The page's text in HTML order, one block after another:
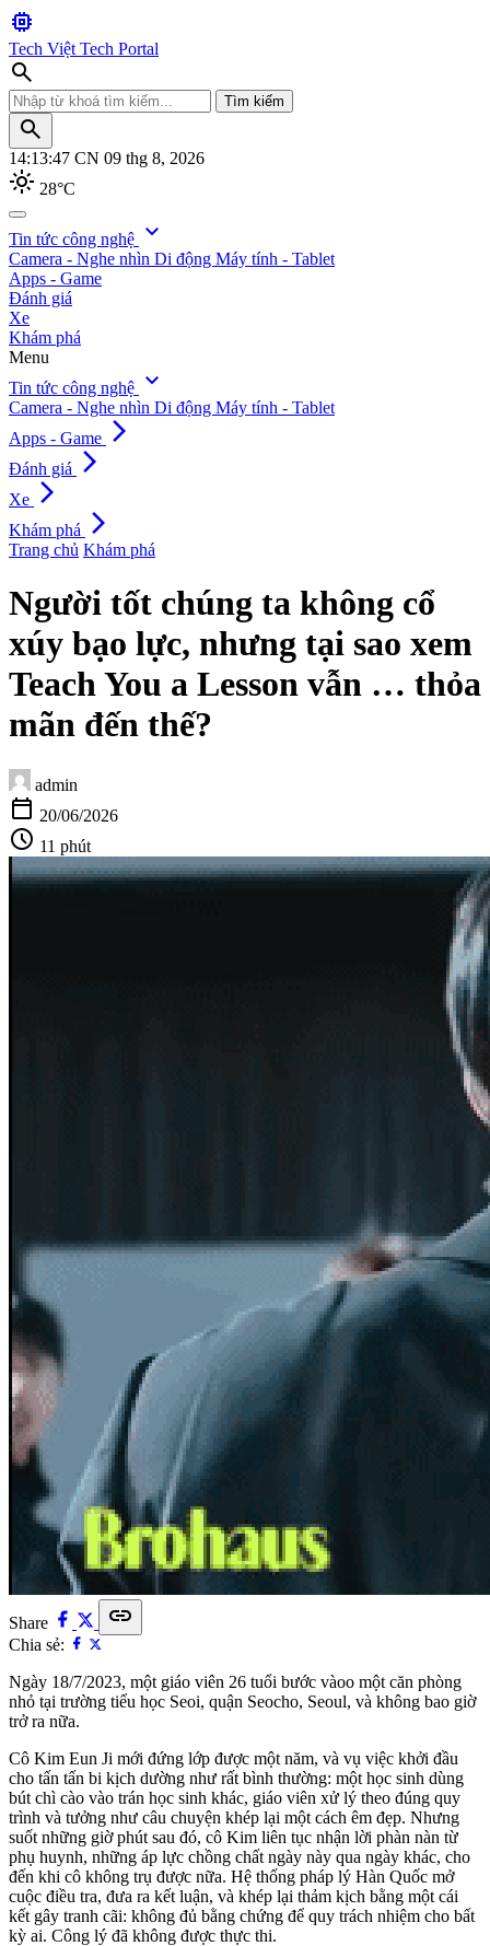
memory
Tech Việt Tech Portal
search
Tìm kiếm
search
14:13:49 CN 09 thg 8, 2026
light_mode 28°C
search
Tìm kiếm
Tin tức công nghệ expand_more
Camera - Nghe nhìn Di động Máy tính - Tablet
Apps - Game
Đánh giá
Xe
Khám phá
Menu
Tin tức công nghệ expand_more
Camera - Nghe nhìn Di động Máy tính - Tablet
Apps - Game arrow_forward_ios
Đánh giá arrow_forward_ios
Xe arrow_forward_ios
Khám phá arrow_forward_ios
Trang chủ Khám phá
Người tốt chúng ta không cổ
xúy bạo lực, nhưng tại sao xem
Teach You a Lesson vẫn … thỏa
mãn đến thế?
admin
calendar_today 20/06/2026
schedule 11 phút
Share link
Chia sẻ:
Ngày 18/7/2023, một giáo viên 26 tuổi bước vàoo một căn phòng
nhỏ tại trường tiểu học Seoi, quận Seocho, Seoul, và không bao giờ
trở ra nữa.
Cô Kim Eun Ji mới đứng lớp được một năm, và vụ việc khởi đầu
cho tấn tấn bi kịch dường như rất bình thường: một học sinh dùng
bút chì cào vào trán học sinh khác, giáo viên xử lý theo đúng quy
trình và tưởng như câu chuyện khép lại một cách êm đẹp. Nhưng
suốt những giờ phút sau đó, cô Kim liên tục nhận lời phàn nàn từ
phụ huynh, những áp lực chồng chất ngày này qua ngày khác, cho
đến khi cô không trụ được nữa. Hệ thống pháp lý Hàn Quốc mở
cuộc điều tra, đưa ra kết luận, và khép lại thảm kịch bằng một cái
kết gây tranh cãi: không đủ bằng chứng để quy trách nhiệm cho bất
kỳ ai. Công lý đã không được thực thi.